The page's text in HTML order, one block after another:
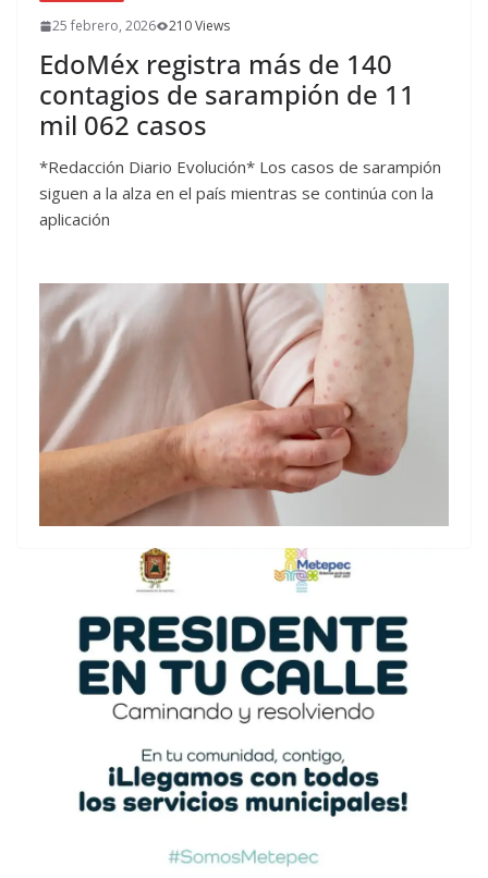
25 febrero, 2026 210 Views
EdoMéx registra más de 140
contagios de sarampión de 11
mil 062 casos
*Redacción Diario Evolución* Los casos de sarampión
siguen a la alza en el país mientras se continúa con la
aplicación